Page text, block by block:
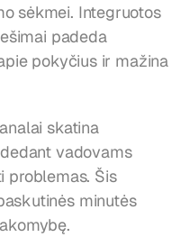
sėkmei. Integruotos
padeda
pokyčius ir mažina
skatina
vadovams
problemas. Šis
minutės